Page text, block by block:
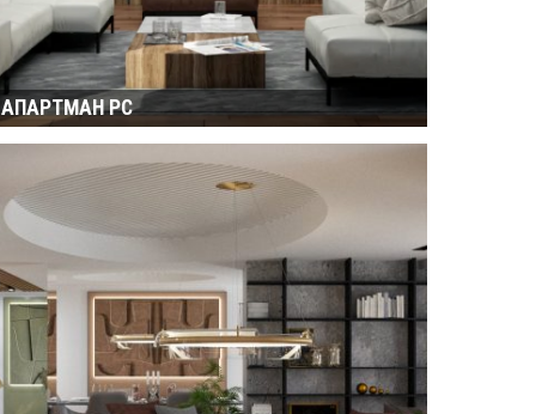
АПАРТМАН РС